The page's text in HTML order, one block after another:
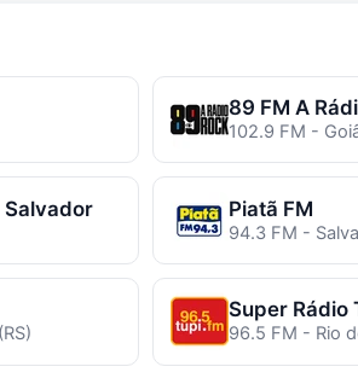
89 FM A
102.9 FM -
Salvador Piatã FM
94.3 FM -
Super Rádio
96.5 FM - Rio